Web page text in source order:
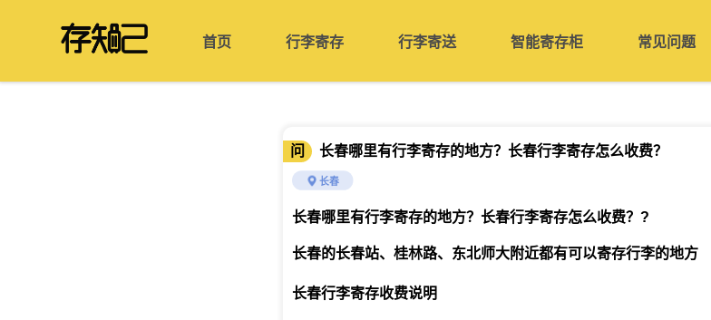
首页 行李寄存 行李寄送 智能寄存柜 常见问题
问 长春哪里有行李寄存的地方？长春行李寄存怎么收费？
长春
长春哪里有行李寄存的地方？长春行李寄存怎么收费？ ?
长春的长春站、桂林路、东北师大附近都有可以寄存行李的地方
长春行李寄存收费说明